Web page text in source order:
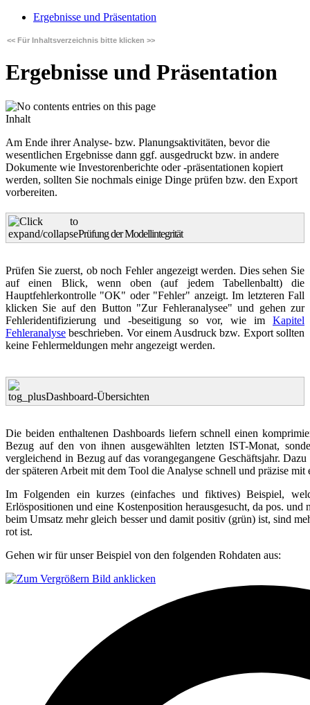
Ergebnisse und Präsentation
<< Für Inhaltsverzeichnis bitte klicken >>
Ergebnisse und Präsentation
Inhalt
Am Ende ihrer Analyse- bzw. Planungsaktivitäten, bevor die
wesentlichen Ergebnisse dann ggf. ausgedruckt bzw. in andere
Dokumente wie Investorenberichte oder -präsentationen kopiert
werden, sollten Sie nochmals einige Dinge prüfen bzw. den Export
vorbereiten.
Prüfung der Modellintegrität
Prüfen Sie zuerst, ob noch Fehler angezeigt werden. Dies sehen Sie
auf einen Blick, wenn oben (auf jedem Tabellenbaltt) die
Hauptfehlerkontrolle "OK" oder "Fehler" anzeigt. Im letzteren Fall
klicken Sie auf den Button "Zur Fehleranalysee" und gehen zur
Fehleridentifizierung und -beseitigung so vor, wie im Kapitel
Fehleranalyse beschrieben. Vor einem Ausdruck bzw. Export sollten
keine Fehlermeldungen mehr angezeigt werden.
Dashboard-Übersichten
Die beiden enthaltenen Dashboards liefern schnell einen
Bezug auf den von ihnen ausgewählten letzten IST-Monat,
vergleichend in Bezug auf das vorangegangene Geschäftsjahr.
der späteren Arbeit mit dem Tool die Analyse schnell und präzise
Im Folgenden ein kurzes (einfaches und fiktives) Beispiel,
Erlöspositionen und eine Kostenposition herausgesucht, da pos.
beim Umsatz mehr gleich besser und damit positiv (grün) ist, sind
rot ist.
Gehen wir für unser Beispiel von den folgenden Rohdaten aus: